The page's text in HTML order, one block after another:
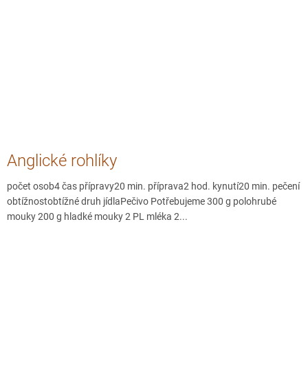
Anglické rohlíky
počet osob4 čas přípravy20 min. příprava2 hod. kynutí20 min. pečení
obtížnostobtížné druh jídlaPečivo Potřebujeme 300 g polohrubé
mouky 200 g hladké mouky 2 PL mléka 2...